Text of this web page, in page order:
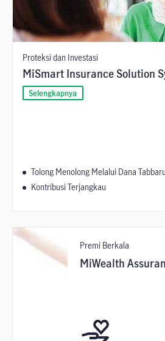
Proteksi dan Investasi
MiSmart Insurance Solution
Selengkapnya
Tolong Menolong Melalui Dana
Kontribusi Terjangkau
Premi Berkala
MiWealth